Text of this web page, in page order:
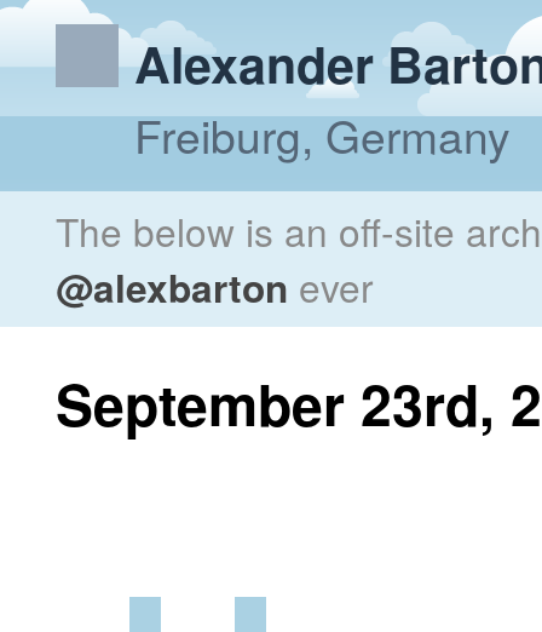
Alexander
Freiburg, Germany
The below is an off-site
@alexbarton ever
September 23rd,